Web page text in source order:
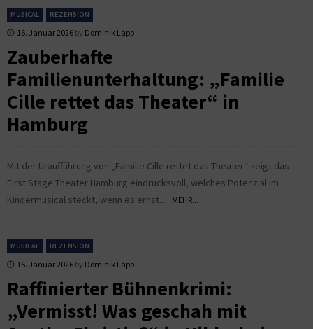
MUSICAL REZENSION
16. Januar 2026 by Dominik Lapp
Zauberhafte
Familienunterhaltung: „Familie
Cille rettet das Theater“ in
Hamburg
Mit der Uraufführung von „Familie Cille rettet das Theater“ zeigt das
First Stage Theater Hamburg eindrucksvoll, welches Potenzial im
Kindermusical steckt, wenn es ernst...
MEHR...
MUSICAL REZENSION
15. Januar 2026 by Dominik Lapp
Raffinierter Bühnenkrimi:
„Vermisst! Was geschah mit